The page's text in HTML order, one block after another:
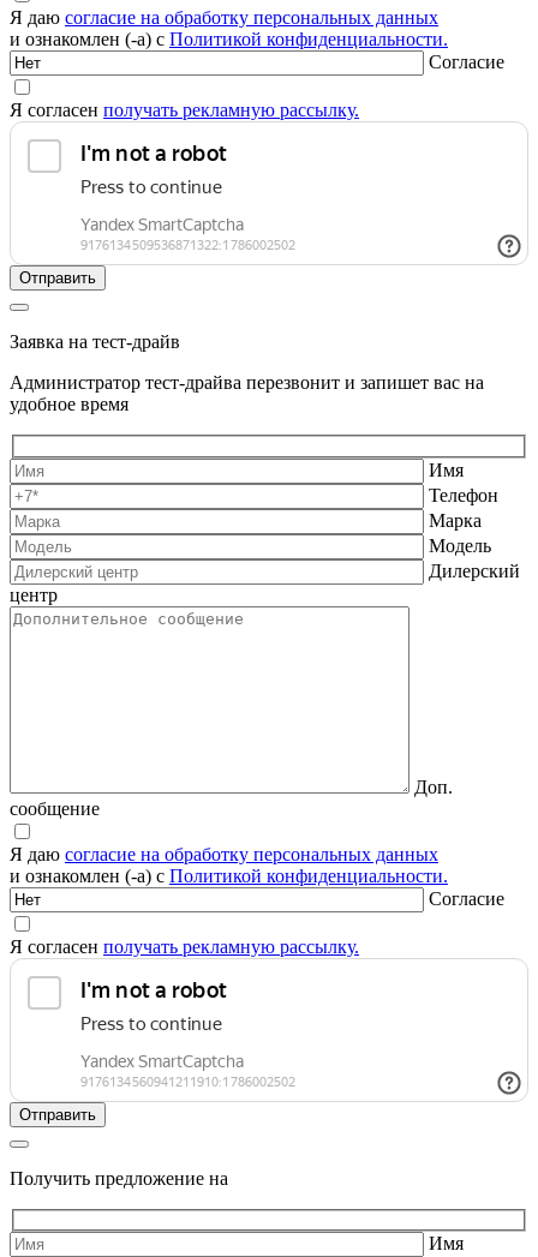
Я даю согласие на обработку персональных данных
и ознакомлен (-а) с Политикой конфиденциальности.
Согласие
Я согласен получать рекламную рассылку.
Заявка на тест-драйв
Администратор тест-драйва перезвонит и запишет вас на
удобное время
Имя
Телефон
Марка
Модель
Дилерский
центр
Доп.
сообщение
Я даю согласие на обработку персональных данных
и ознакомлен (-а) с Политикой конфиденциальности.
Согласие
Я согласен получать рекламную рассылку.
Получить предложение на
Имя